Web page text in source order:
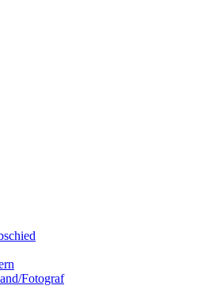
Fotograf